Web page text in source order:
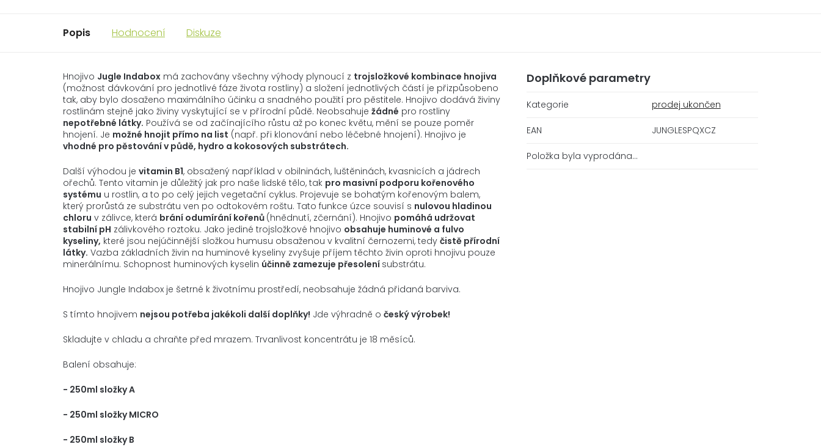
Popis Hodnocení Diskuze
Hnojivo Jugle Indabox má zachovány všechny výhody plynoucí z trojsložkové kombinace hnojiva
(možnost dávkování pro jednotlivé fáze života rostliny) a složení jednotlivých částí je přizpůsobeno
tak, aby bylo dosaženo maximálního účinku a snadného použití pro pěstitele. Hnojivo dodává živiny
rostlinám stejně jako živiny vyskytující se v přírodní půdě. Neobsahuje žádné pro rostliny
nepotřebné látky. Používá se od začínajícího růstu až po konec květu, mění se pouze poměr
hnojení. Je možné hnojit přímo na list (např. při klonování nebo léčebné hnojení). Hnojivo je
vhodné pro pěstování v půdě, hydro a kokosových substrátech.
Další výhodou je vitamin B1, obsažený například v obilninách, luštěninách, kvasnicích a jádrech
ořechů. Tento vitamin je důležitý jak pro naše lidské tělo, tak pro masivní podporu kořenového
systému u rostlin, a to po celý jejich vegetační cyklus. Projevuje se bohatým kořenovým balem,
který prorůstá ze substrátu ven po odtokovém roštu. Tato funkce úzce souvisí s nulovou hladinou
chloru v zálivce, která brání odumírání kořenů (hnědnutí, zčernání). Hnojivo pomáhá udržovat
stabilní pH zálivkového roztoku. Jako jediné trojsložkové hnojivo obsahuje huminové a fulvo
kyseliny, které jsou nejúčinnější složkou humusu obsaženou v kvalitní černozemi, tedy čistě přírodní
látky. Vazba základních živin na huminové kyseliny zvyšuje příjem těchto živin oproti hnojivu pouze
minerálnímu. Schopnost huminových kyselin účinně zamezuje přesolení substrátu.
Hnojivo Jungle Indabox je šetrné k životnímu prostředí, neobsahuje žádná přidaná barviva.
S tímto hnojivem nejsou potřeba jakékoli další doplňky! Jde výhradně o český výrobek!
Skladujte v chladu a chraňte před mrazem. Trvanlivost koncentrátu je 18 měsíců.
Balení obsahuje:
- 250ml složky A
- 250ml složky MICRO
- 250ml složky B
Doplňkové parametry
Kategorie prodej ukončen
EAN JUNGLESPQXCZ
Položka byla vyprodána…